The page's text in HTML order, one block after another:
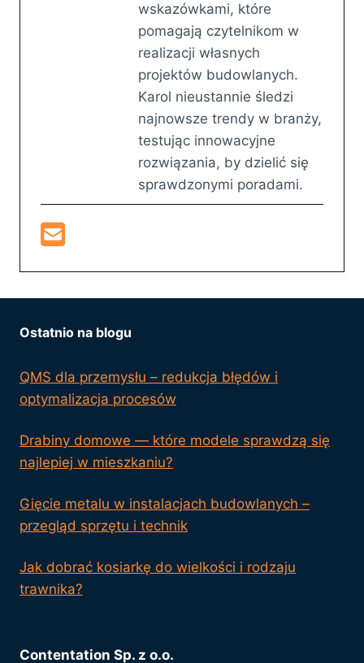
wskazówkami, które
pomagają czytelnikom w
realizacji własnych
projektów budowlanych.
Karol nieustannie śledzi
najnowsze trendy w branży,
testując innowacyjne
rozwiązania, by dzielić się
sprawdzonymi poradami.
Ostatnio na blogu
QMS dla przemysłu – redukcja błędów i
optymalizacja procesów
Drabiny domowe — które modele sprawdzą się
najlepiej w mieszkaniu?
Gięcie metalu w instalacjach budowlanych –
przegląd sprzętu i technik
Jak dobrać kosiarkę do wielkości i rodzaju
trawnika?
Contentation Sp. z o.o.